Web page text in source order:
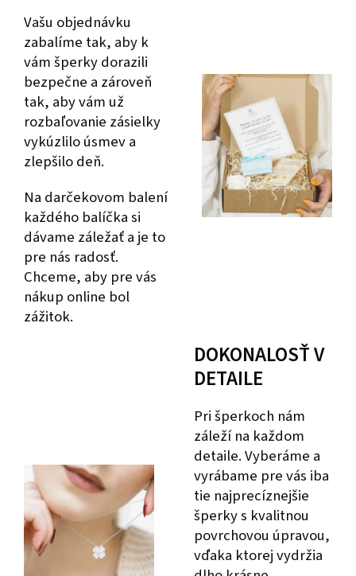
Vašu objednávku
zabalíme tak, aby k
vám šperky dorazili
bezpečne a zároveň
tak, aby vám už
rozbaľovanie zásielky
vykúzlilo úsmev a
zlepšilo deň.
Na darčekovom balení
každého balíčka si
dávame záležať a je to
pre nás radosť.
Chceme, aby pre vás
nákup online bol
zážitok.
DOKONALOSŤ V
DETAILE
Pri šperkoch nám
záleží na každom
detaile. Vyberáme a
vyrábame pre vás iba
tie najprecíznejšie
šperky s kvalitnou
povrchovou úpravou,
vďaka ktorej vydržia